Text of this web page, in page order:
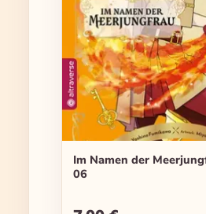
Im Namen der
06